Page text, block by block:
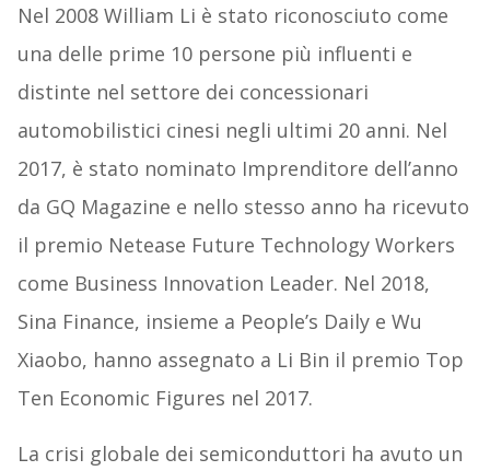
Nel 2008 William Li è stato riconosciuto come
una delle prime 10 persone più influenti e
distinte nel settore dei concessionari
automobilistici cinesi negli ultimi 20 anni. Nel
2017, è stato nominato Imprenditore dell’anno
da GQ Magazine e nello stesso anno ha ricevuto
il premio Netease Future Technology Workers
come Business Innovation Leader. Nel 2018,
Sina Finance, insieme a People’s Daily e Wu
Xiaobo, hanno assegnato a Li Bin il premio Top
Ten Economic Figures nel 2017.
La crisi globale dei semiconduttori ha avuto un